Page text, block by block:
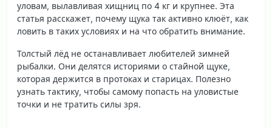
уловам, вылавливая хищниц по 4 кг и крупнее. Эта
статья расскажет, почему щука так активно клюёт, как
ловить в таких условиях и на что обратить внимание.
Толстый лёд не останавливает любителей зимней
рыбалки. Они делятся историями о стайной щуке,
которая держится в протоках и старицах. Полезно
узнать тактику, чтобы самому попасть на уловистые
точки и не тратить силы зря.